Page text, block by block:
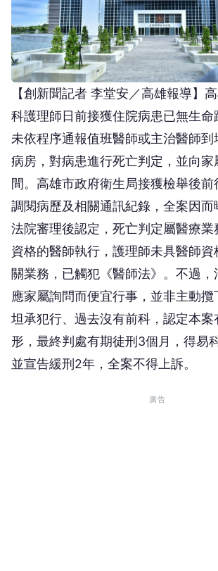
【創新聞記者 李堂安／高雄報導】
科護理師日前接獲住院病患已無生命
未依程序通報值班醫師或主治醫師到
病房，對病患進行死亡判定，並向家
間。高雄市政府衛生局接獲檢舉後前
調閱病歷及相關通訊紀錄，全案因而
法院審理後認定，死亡判定屬醫療
資格的醫師執行，護理師未具醫師
關業務，已觸犯《醫師法》。不過，
應家屬詢問而便宜行事，並非主動攬
坦承犯行、過去沒有前科，認定本案
形，最終判處有期徒刑3個月，得易
並宣告緩刑2年，全案不得上訴。